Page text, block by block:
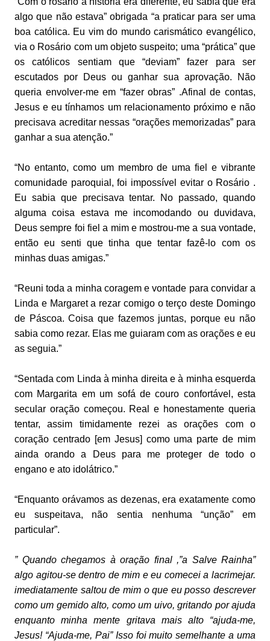
algo que não estava” obrigada “a praticar para ser uma
boa católica. Eu vim do mundo carismático evangélico,
via o Rosário com um objeto suspeito; uma “prática” que
os católicos sentiam que “deviam” fazer para ser
escutados por Deus ou ganhar sua aprovação. Não
queria envolver-me em “fazer obras” .Afinal de contas,
Jesus e eu tínhamos um relacionamento próximo e não
precisava acreditar nessas “orações memorizadas” para
ganhar a sua atenção.”
“No entanto, como um membro de uma fiel e vibrante
comunidade paroquial, foi impossível evitar o Rosário .
Eu sabia que precisava tentar. No passado, quando
alguma coisa estava me incomodando ou duvidava,
Deus sempre foi fiel a mim e mostrou-me a sua vontade,
então eu senti que tinha que tentar fazê-lo com os
minhas duas amigas.”
“Reuni toda a minha coragem e vontade para convidar a
Linda e Margaret a rezar comigo o terço deste Domingo
de Páscoa. Coisa que fazemos juntas, porque eu não
sabia como rezar. Elas me guiaram com as orações e eu
as seguia.”
“Sentada com Linda à minha direita e à minha esquerda
com Margarita em um sofá de couro confortável, esta
secular oração começou. Real e honestamente queria
tentar, assim timidamente rezei as orações com o
coração centrado [em Jesus] como uma parte de mim
ainda orando a Deus para me proteger de todo o
engano e ato idolátrico.”
“Enquanto orávamos as dezenas, era exatamente como
eu suspeitava, não sentia nenhuma “unção” em
particular”.
” Quando chegamos à oração final ,”a Salve Rainha”
algo agitou-se dentro de mim e eu comecei a lacrimejar.
imediatamente saltou de mim o que eu posso descrever
como um gemido alto, como um uivo, gritando por ajuda
enquanto minha mente gritava mais alto “ajuda-me,
Jesus! “Ajuda-me, Pai” Isso foi muito semelhante a uma